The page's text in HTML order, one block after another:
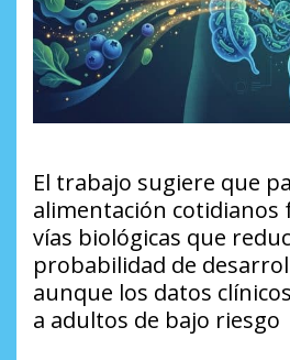
El trabajo sugiere que
alimentación cotidianos
vías biológicas que
probabilidad de
aunque los datos
a adultos de bajo riesgo